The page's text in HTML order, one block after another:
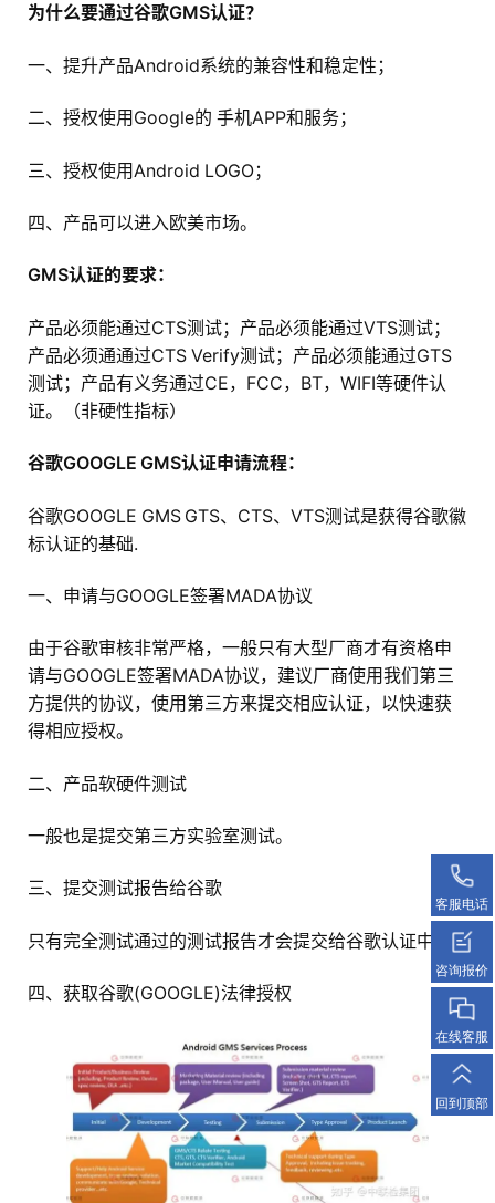
为什么要通过谷歌GMS认证？
一、提升产品Android系统的兼容性和稳定性；
二、授权使用Google的 手机APP和服务；
三、授权使用Android LOGO；
四、产品可以进入欧美市场。
GMS认证的要求：
产品必须能通过CTS测试；产品必须能通过VTS测试；
产品必须通通过CTS Verify测试；产品必须能通过GTS
测试；产品有义务通过CE，FCC，BT，WIFI等硬件认
证。（非硬性指标）
谷歌GOOGLE GMS认证申请流程：
谷歌GOOGLE GMS GTS、CTS、VTS测试是获得谷歌徽
标认证的基础.
一、申请与GOOGLE签署MADA协议
由于谷歌审核非常严格，一般只有大型厂商才有资格申
请与GOOGLE签署MADA协议，建议厂商使用我们第三
方提供的协议，使用第三方来提交相应认证，以快速获
得相应授权。
二、产品软硬件测试
一般也是提交第三方实验室测试。
三、提交测试报告给谷歌
只有完全测试通过的测试报告才会提交给谷歌认证中心
四、获取谷歌(GOOGLE)法律授权
客服电话
咨询报价
在线客服
回到顶部